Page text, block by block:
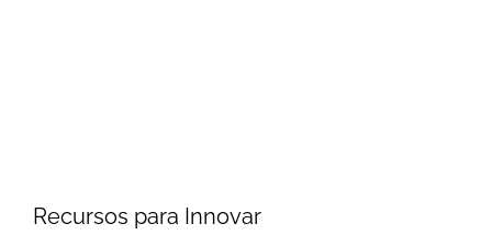
Recursos para Innovar